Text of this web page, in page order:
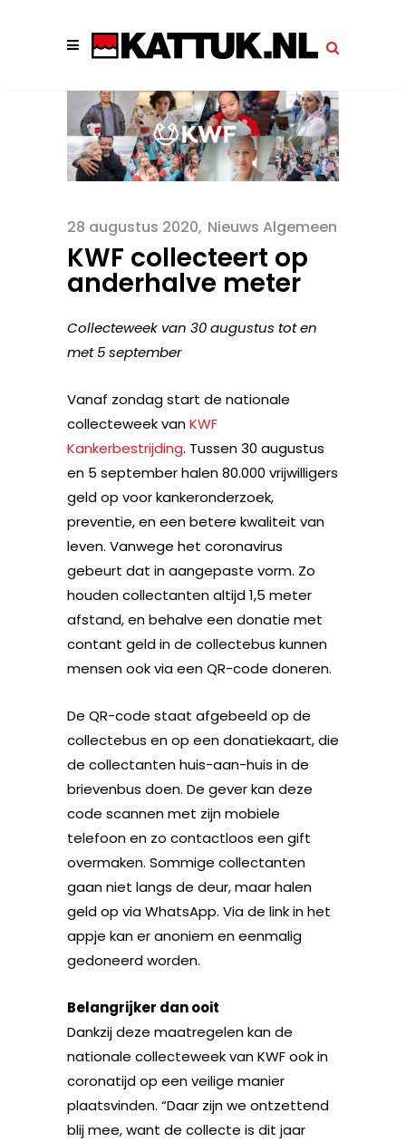
28 augustus 2020 Nieuws Algemeen
KWF collecteert op
anderhalve meter
Collecteweek van 30 augustus tot en
met 5 september
Vanaf zondag start de nationale
collecteweek vanKWF
Kankerbestrijding. Tussen 30 augustus
en 5 september halen 80.000 vrijwilligers
geld op voor kankeronderzoek,
preventie, en een betere kwaliteit van
leven. Vanwege het coronavirus
gebeurt dat in aangepaste vorm. Zo
houden collectanten altijd 1,5 meter
afstand, en behalve een donatie met
contant geld in de collectebus kunnen
mensen ook via een QR-code doneren.
De QR-code staat afgebeeld op de
collectebus en op een donatiekaart, die
de collectanten huis-aan-huis in de
brievenbus doen. De gever kan deze
code scannen met zijn mobiele
telefoon en zo contactloos een gift
overmaken. Sommige collectanten
gaan niet langs de deur, maar halen
geld op via WhatsApp. Via de link in het
appje kan er anoniem en eenmalig
gedoneerd worden.
Belangrijker dan ooit
Dankzij deze maatregelen kan de
nationale collecteweek van KWF ook in
coronatijd op een veilige manier
plaatsvinden. “Daar zijn we ontzettend
blij mee, want de collecte is dit jaar